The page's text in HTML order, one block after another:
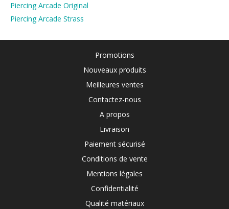
Piercing Arcade Original
Piercing Arcade Strass
Promotions
Nouveaux produits
Meilleures ventes
Contactez-nous
A propos
Livraison
Paiement sécurisé
Conditions de vente
Mentions légales
Confidentialité
Qualité matériaux